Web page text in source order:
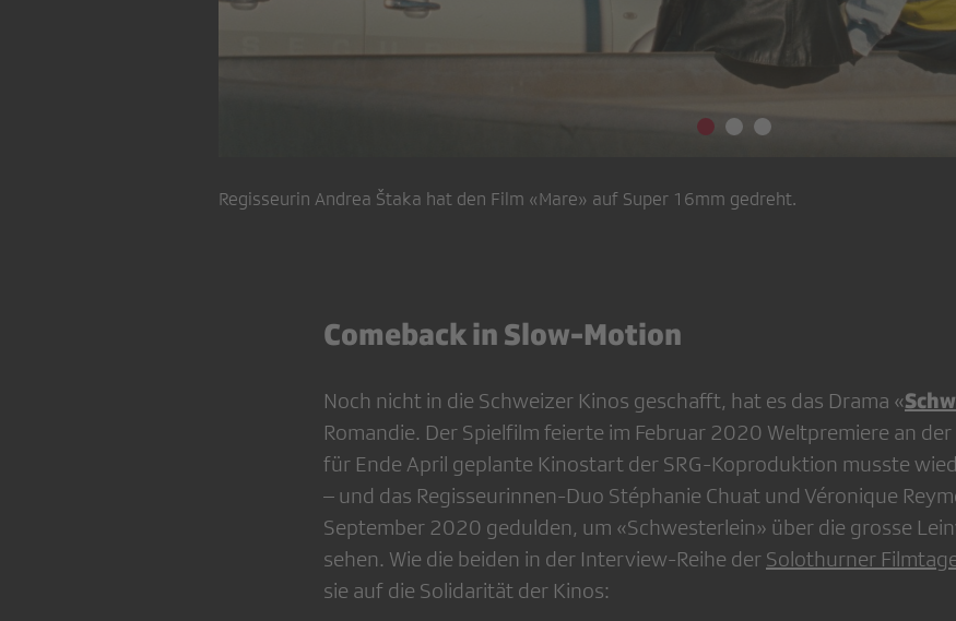
Regisseurin Andrea Štaka hat den Film «Mare» auf Super 16mm gedreht.
Comeback in Slow-Motion
Noch nicht in die Schweizer Kinos geschafft, hat es das Drama «
Romandie. Der Spielfilm feierte im Februar 2020 Weltpremiere an
für Ende April geplante Kinostart der SRG-Koproduktion musste
– und das Regisseurinnen-Duo Stéphanie Chuat und Véronique
September 2020 gedulden, um «Schwesterlein» über die grosse
sehen. Wie die beiden in der Interview-Reihe der Solothurner
sie auf die Solidarität der Kinos: